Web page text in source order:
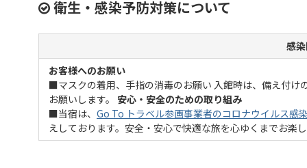
衛生・感染予防対策について
感
お客様へのお願い
■マスクの着用、手指の消毒のお願い 入館時は、備え付け
お願いします。
安心・安全のための取り組み
■当宿は、 Go To トラベル参画事業者のコロナウイルス感
えしております。安全・安心で快適な旅を心ゆくまでお楽